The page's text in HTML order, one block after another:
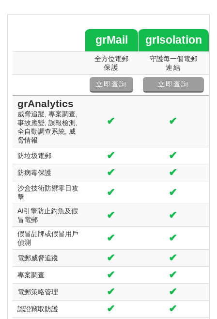
grMail grIsolation
全方位電郵
保護
守護每一個電郵
連結
立即查詢 立即查詢
grAnalytics
威脅追蹤, 專案調查,
事故應變, 誤報檢測,
全自動調查系統, 威
脅情報
✔ ✔
防垃圾電郵 ✔ ✔
防病毒保護 ✔ ✔
沙盒技術防禦零日攻
擊
✔ ✔
AI引擎防止釣魚及假
冒電郵
✔ ✔
假冒品牌或假冒用戶
偵測
✔ ✔
電郵威脅追蹤 ✔ ✔
專案調查 ✔ ✔
電郵策略管理 ✔ ✔
認證竊取防護 ✔ ✔